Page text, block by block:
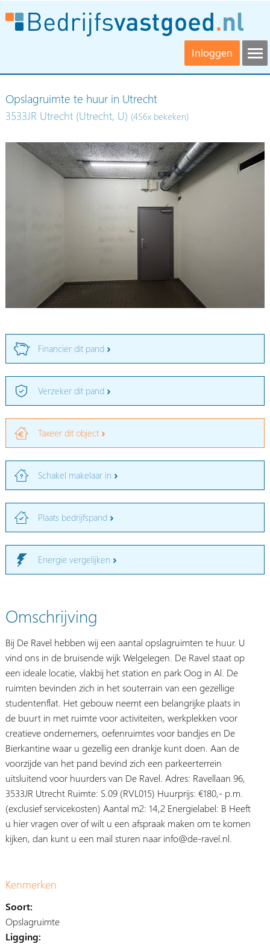
Inloggen
Opslagruimte te huur in Utrecht
3533JR Utrecht (Utrecht, U) (456x bekeken)
Financier dit pand
Verzeker dit pand
Taxeer dit object
Schakel makelaar in
Plaats bedrijfspand
Energie vergelijken
Omschrijving
Bij De Ravel hebben wij een aantal opslagruimten te huur. U
vind ons in de bruisende wijk Welgelegen. De Ravel staat op
een ideale locatie, vlakbij het station en park Oog in Al. De
ruimten bevinden zich in het souterrain van een gezellige
studentenflat. Het gebouw neemt een belangrijke plaats in
de buurt in met ruimte voor activiteiten, werkplekken voor
creatieve ondernemers, oefenruimtes voor bandjes en De
Bierkantine waar u gezellig een drankje kunt doen. Aan de
voorzijde van het pand bevind zich een parkeerterrein
uitsluitend voor huurders van De Ravel. Adres: Ravellaan 96,
3533JR Utrecht Ruimte: S.09 (RVL015) Huurprijs: €180,- p.m.
(exclusief servicekosten) Aantal m2: 14,2 Energielabel: B Heeft
u hier vragen over of wilt u een afspraak maken om te komen
kijken, dan kunt u een mail sturen naar info@de-ravel.nl.
Kenmerken
Soort:
Opslagruimte
Ligging: